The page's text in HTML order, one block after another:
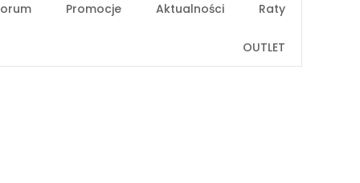
Promocje Aktualności Raty
OUTLET